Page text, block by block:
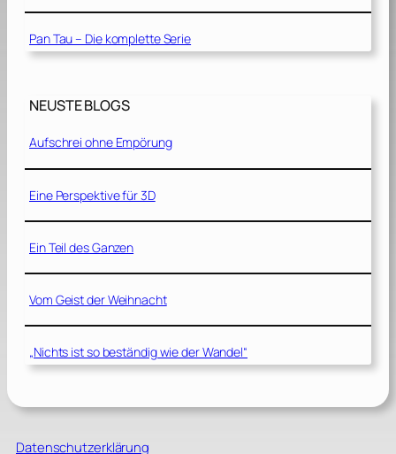
Pan Tau – Die komplette Serie
NEUSTE BLOGS
Aufschrei ohne Empörung
Eine Perspektive für 3D
Ein Teil des Ganzen
Vom Geist der Weihnacht
„Nichts ist so beständig wie der Wandel“
Datenschutzerklärung